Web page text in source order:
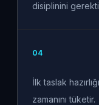
disiplinini
04
İlk taslak
zamanını tüketir.